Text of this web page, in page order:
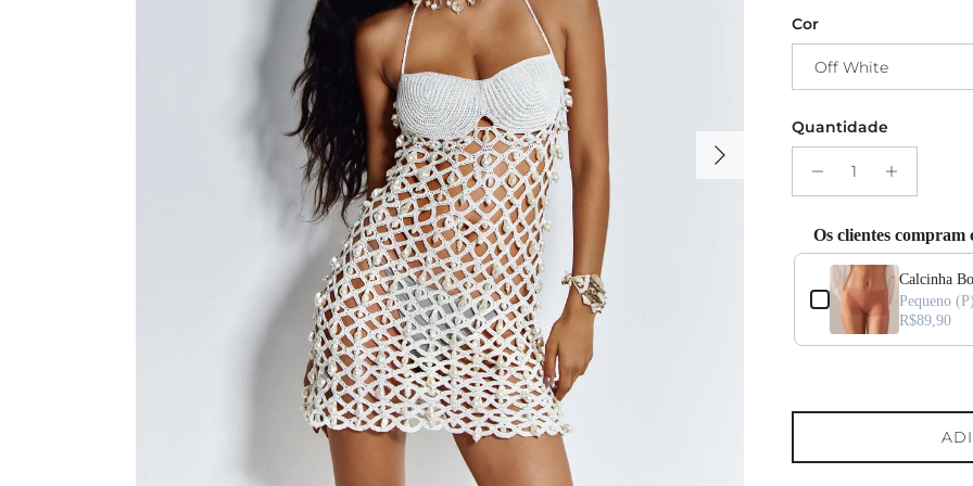
Seguinte
Cor
Off White
Quantidade
Os clientes compram
Use the Previous and Next
Calcinha Boxer Boyshort
R$89,90
Calcinha
Pequeno
R$89,90